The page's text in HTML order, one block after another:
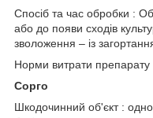
Спосіб та час обробки :
або до появи сходів
зволоження – із
Норми витрати
Сорго
Шкодочинний об'єкт :